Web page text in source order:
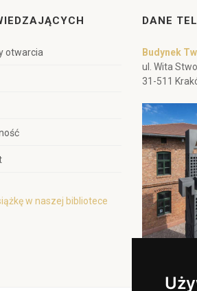
otwarcia
w naszej bibliotece
DANE
Budynek
ul. Wita
31-511